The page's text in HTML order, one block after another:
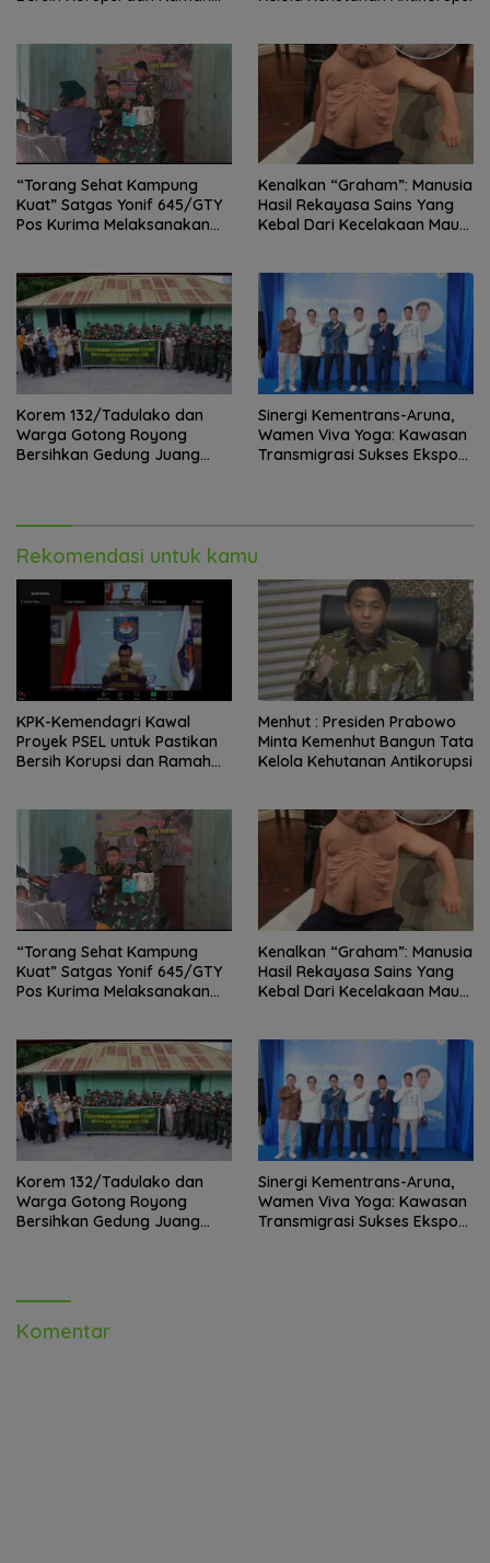
“Torang Sehat Kampung
Kuat” Satgas Yonif 645/GTY
Pos Kurima Melaksanakan
Kenalkan “Graham”: Manusia
Hasil Rekayasa Sains Yang
Kebal Dari Kecelakaan Maut
Korem 132/Tadulako dan
Warga Gotong Royong
Bersihkan Gedung Juang
Sinergi Kementrans-Aruna,
Wamen Viva Yoga: Kawasan
Transmigrasi Sukses Ekspor
Rekomendasi untuk kamu
KPK-Kemendagri Kawal
Proyek PSEL untuk Pastikan
Bersih Korupsi dan Ramah
Menhut : Presiden Prabowo
Minta Kemenhut Bangun Tata
Kelola Kehutanan Antikorupsi
“Torang Sehat Kampung
Kuat” Satgas Yonif 645/GTY
Pos Kurima Melaksanakan
Kenalkan “Graham”: Manusia
Hasil Rekayasa Sains Yang
Kebal Dari Kecelakaan Maut
Korem 132/Tadulako dan
Warga Gotong Royong
Bersihkan Gedung Juang
Sinergi Kementrans-Aruna,
Wamen Viva Yoga: Kawasan
Transmigrasi Sukses Ekspor
Komentar